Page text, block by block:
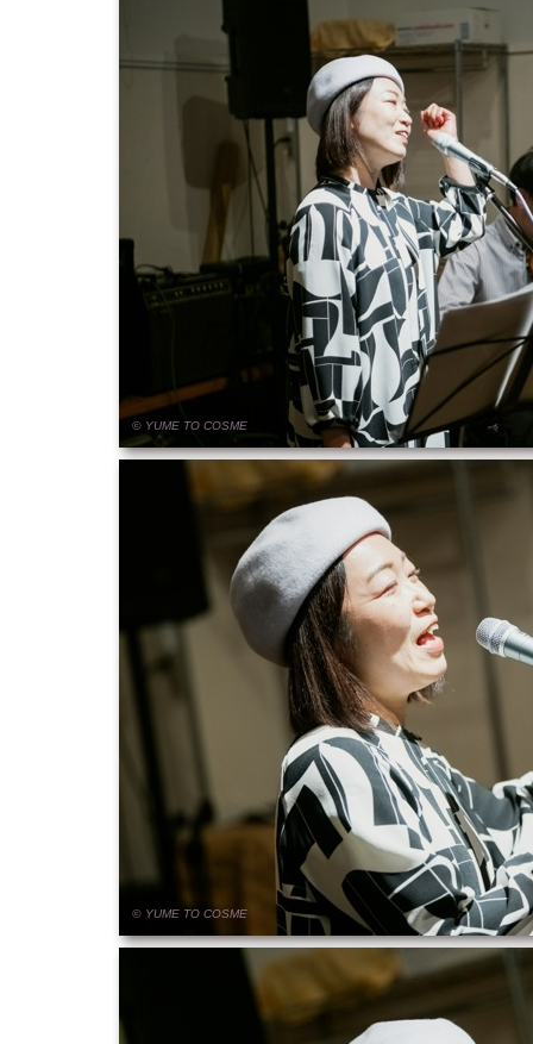
© YUME TO COSME
© YUME TO COSME